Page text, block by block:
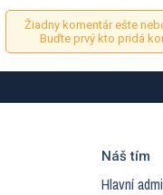
Žiadny komentár ešte
Buďte prvý kto pridá
Náš tím
Hlavní